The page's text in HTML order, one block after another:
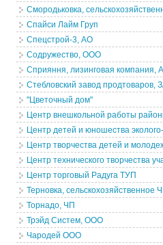
Смородьковка,
Спайси Лайм Груп
Спецстрой-3, АО
Содружество, ООО
Сприяння, лизинговая компания,
Стебловский завод продтоваров,
"Цветочный дом"
Центр внешкольной работы
Центр детей и юношества
Центр творчества детей и
Центр технического творчества
Центр торговый Радуга ТУП
Терновка, сельскохозяйственное
Торнадо, ЧП
Трэйд Систем, ООО
Чародей ООО